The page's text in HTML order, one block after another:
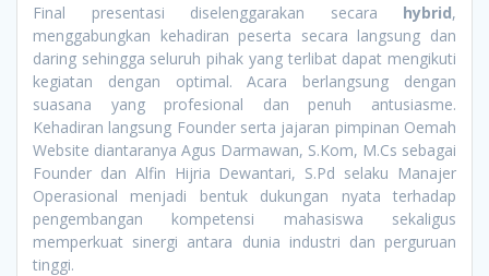
Final presentasi diselenggarakan secara hybrid,
menggabungkan kehadiran peserta secara langsung dan
daring sehingga seluruh pihak yang terlibat dapat mengikuti
kegiatan dengan optimal. Acara berlangsung dengan
suasana yang profesional dan penuh antusiasme.
Kehadiran langsung Founder serta jajaran pimpinan Oemah
Website diantaranya Agus Darmawan, S.Kom, M.Cs sebagai
Founder dan Alfin Hijria Dewantari, S.Pd selaku Manajer
Operasional menjadi bentuk dukungan nyata terhadap
pengembangan kompetensi mahasiswa sekaligus
memperkuat sinergi antara dunia industri dan perguruan
tinggi.